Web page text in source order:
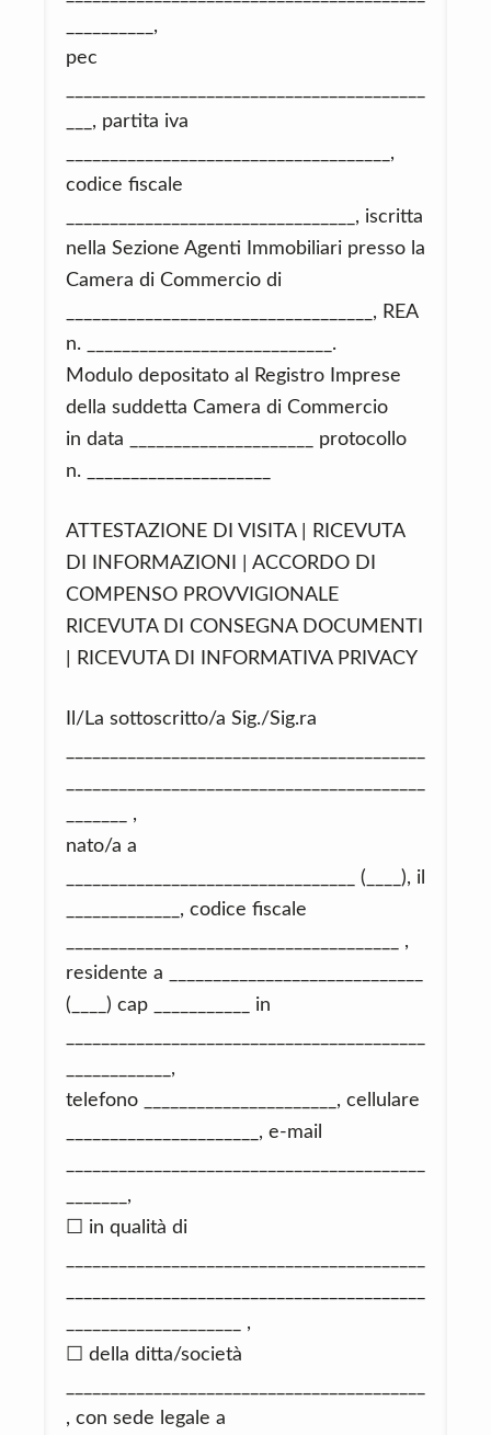
__________,
pec
___, partita iva
_____________________________________,
codice fiscale
_________________________________, iscritta
nella Sezione Agenti Immobiliari presso la
Camera di Commercio di
___________________________________, REA
n. ____________________________.
Modulo depositato al Registro Imprese
della suddetta Camera di Commercio
in data _____________________ protocollo
n. _____________________
ATTESTAZIONE DI VISITA | RICEVUTA
DI INFORMAZIONI | ACCORDO DI
COMPENSO PROVVIGIONALE
RICEVUTA DI CONSEGNA DOCUMENTI
| RICEVUTA DI INFORMATIVA PRIVACY
Il/La sottoscritto/a Sig./Sig.ra
_______ ,
nato/a a
_________________________________ (____), il
_____________, codice fiscale
______________________________________ ,
residente a _____________________________
(____) cap ___________ in
____________,
telefono ______________________, cellulare
______________________, e-mail
_______,
☐ in qualità di
____________________ ,
☐ della ditta/società
, con sede legale a